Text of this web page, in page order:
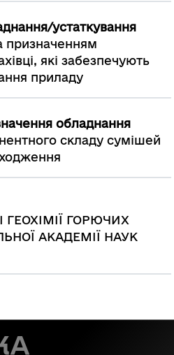
устаткування
призначенням
які забезпечують
приладу
обладнання
складу сумішей
ГЕОХІМІЇ ГОРЮЧИХ
АКАДЕМІЇ НАУК